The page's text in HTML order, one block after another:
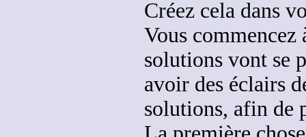
Créez cela dans
Vous commencez
solutions vont se
avoir des éclairs
solutions, afin de